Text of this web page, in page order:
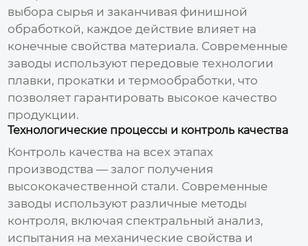
выбора сырья и заканчивая финишной
обработкой, каждое действие влияет на
конечные свойства материала. Современные
заводы используют передовые технологии
плавки, прокатки и термообработки, что
позволяет гарантировать высокое качество
продукции.
Технологические процессы и контроль качества
Контроль качества на всех этапах
производства — залог получения
высококачественной стали. Современные
заводы используют различные методы
контроля, включая спектральный анализ,
испытания на механические свойства и